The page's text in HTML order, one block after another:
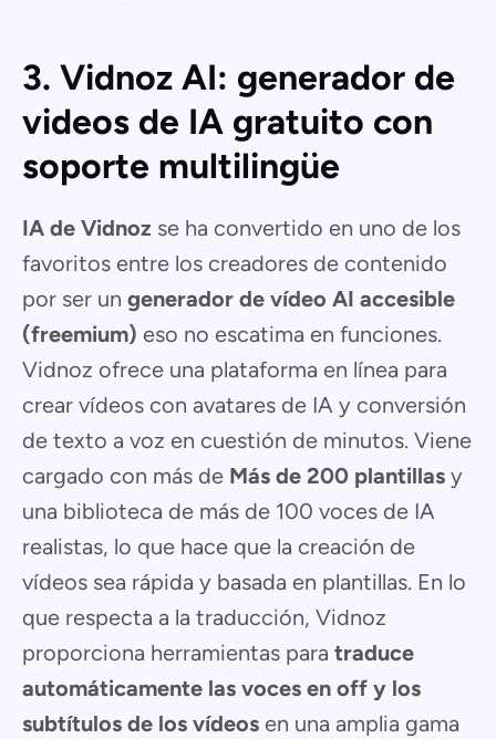
3. Vidnoz AI: generador de
videos de IA gratuito con
soporte multilingüe
IA de Vidnoz se ha convertido en uno de los
favoritos entre los creadores de contenido
por ser un generador de vídeo AI accesible
(freemium) eso no escatima en funciones.
Vidnoz ofrece una plataforma en línea para
crear vídeos con avatares de IA y conversión
de texto a voz en cuestión de minutos. Viene
cargado con más de Más de 200 plantillas y
una biblioteca de más de 100 voces de IA
realistas, lo que hace que la creación de
vídeos sea rápida y basada en plantillas. En lo
que respecta a la traducción, Vidnoz
proporciona herramientas para traduce
automáticamente las voces en off y los
subtítulos de los vídeos en una amplia gama